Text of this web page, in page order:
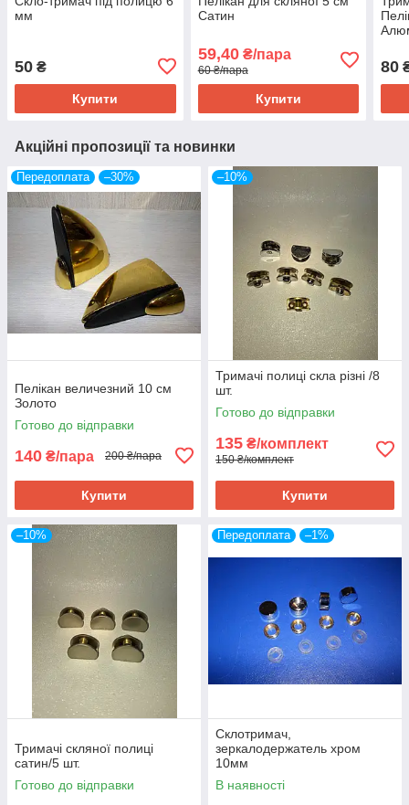
мм
50 ₴
Купити
Сатин
59,40₴/пара
60 ₴/пара
Купити
80
Акційні пропозиції та новинки
Передоплата –30%
Пелікан величезний 10 см
Золото
Готово до відправки
140 ₴/пара 200 ₴/пара
Купити
–10%
Тримачі полиці скла різні /8
шт.
Готово до відправки
135 ₴/комплект
150 ₴/комплект
Купити
–10%
Тримачі скляної полиці
сатин/5 шт.
Готово до відправки
Передоплата –1%
Склотримач,
зеркалодержатель хром
10мм
В наявності